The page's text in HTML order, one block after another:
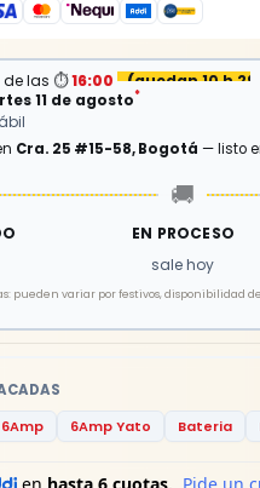
6Amp 6Amp Yato Bateria
las ⏱16:00 (quedan 10 h 29
11 de agosto*
Cra. 25 #15-58, Bogotá — listo
🚚
EN PROCESO
sale hoy
pueden variar por festivos, disponibilidad